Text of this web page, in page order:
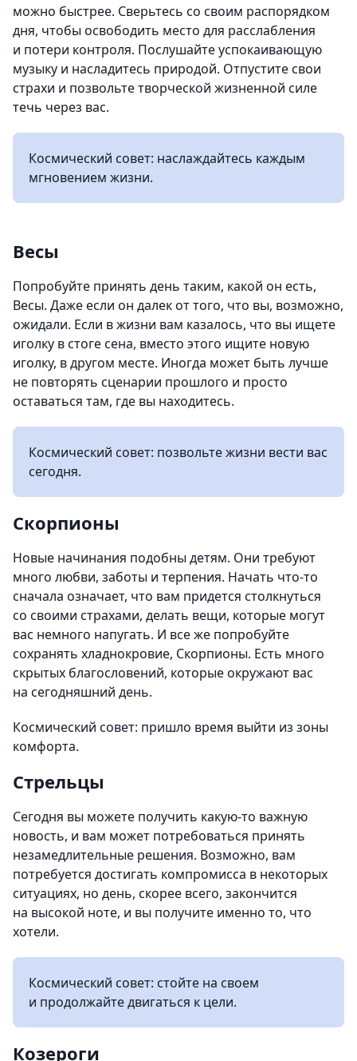
можно быстрее. Сверьтесь со своим распорядком
дня, чтобы освободить место для расслабления
и потери контроля. Послушайте успокаивающую
музыку и насладитесь природой. Отпустите свои
страхи и позвольте творческой жизненной силе
течь через вас.
Космический совет: наслаждайтесь каждым
мгновением жизни.
Весы
Попробуйте принять день таким, какой он есть,
Весы. Даже если он далек от того, что вы, возможно,
ожидали. Если в жизни вам казалось, что вы ищете
иголку в стоге сена, вместо этого ищите новую
иголку, в другом месте. Иногда может быть лучше
не повторять сценарии прошлого и просто
оставаться там, где вы находитесь.
Космический совет: позвольте жизни вести вас
сегодня.
Скорпионы
Новые начинания подобны детям. Они требуют
много любви, заботы и терпения. Начать что-то
сначала означает, что вам придется столкнуться
со своими страхами, делать вещи, которые могут
вас немного напугать. И все же попробуйте
сохранять хладнокровие, Скорпионы. Есть много
скрытых благословений, которые окружают вас
на сегодняшний день.
Космический совет: пришло время выйти из зоны
комфорта.
Стрельцы
Сегодня вы можете получить какую-то важную
новость, и вам может потребоваться принять
незамедлительные решения. Возможно, вам
потребуется достигать компромисса в некоторых
ситуациях, но день, скорее всего, закончится
на высокой ноте, и вы получите именно то, что
хотели.
Космический совет: стойте на своем
и продолжайте двигаться к цели.
Козероги